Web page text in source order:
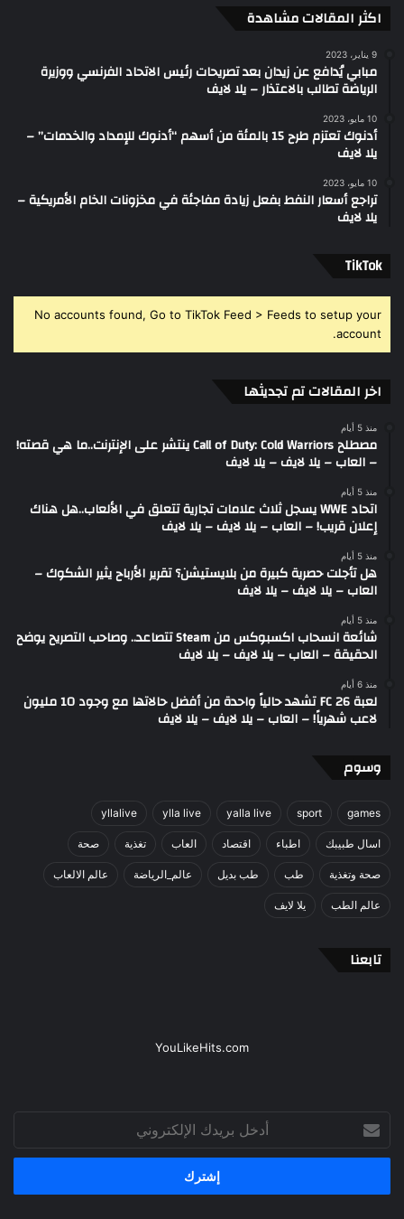
اكثر المقالات مشاهدة
9 يناير، 2023
مبابي يُدافع عن زيدان بعد تصريحات رئيس الاتحاد الفرنسي ووزيرة
الرياضة تطالب بالاعتذار – يلا لايف
10 مايو، 2023
أدنوك تعتزم طرح 15 بالمئة من أسهم “أدنوك للإمداد والخدمات” –
يلا لايف
10 مايو، 2023
تراجع أسعار النفط بفعل زيادة مفاجئة في مخزونات الخام الأمريكية –
يلا لايف
‫TikTok
No accounts found, Go to TikTok Feed > Feeds to setup your
account.
اخر المقالات تم تجديثها
منذ 5 أيام
مصطلح Call of Duty: Cold Warriors ينتشر على الإنترنت..ما هي قصته!
– العاب – يلا لايف – يلا لايف
منذ 5 أيام
اتحاد WWE يسجل ثلاث علامات تجارية تتعلق في الألعاب..هل هناك
إعلان قريب! – العاب – يلا لايف – يلا لايف
منذ 5 أيام
هل تأجلت حصرية كبيرة من بلايستيشن؟ تقرير الأرباح يثير الشكوك –
العاب – يلا لايف – يلا لايف
منذ 5 أيام
شائعة انسحاب اكسبوكس من Steam تتصاعد.. وصاحب التصريح يوضح
الحقيقة – العاب – يلا لايف – يلا لايف
منذ 6 أيام
لعبة FC 26 تشهد حالياً واحدة من أفضل حالاتها مع وجود 10 مليون
لاعب شهرياً! – العاب – يلا لايف – يلا لايف
وسوم
games
sport
yalla live
ylla live
yllalive
اسال طبيبك اطباء اقتصاد العاب تغذية صحة
صحة وتغذية طب طب بديل عالم_الرياضة عالم الالعاب
عالم الطب يلا لايف
تابعنا
YouLikeHits.com
بريدك
الإلكتروني